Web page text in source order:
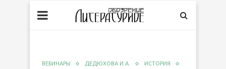
ВЕБИНАРЫ ДЕДЮХОВА И.А.
ИСТОРИЯ